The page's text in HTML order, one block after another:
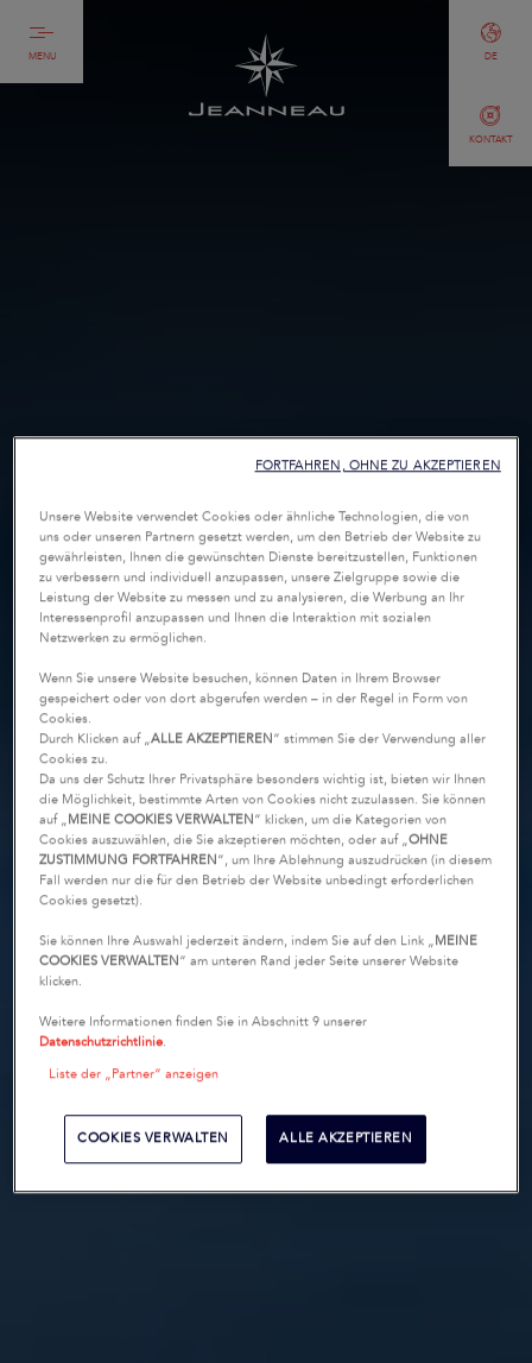
MENU
KONTAKT
DE
Unsere Website verwendet Cookies oder ähnliche Technologien, die von
uns oder unseren Partnern gesetzt werden, um den Betrieb der Website zu
gewährleisten, Ihnen die gewünschten Dienste bereitzustellen, Funktionen
zu verbessern und individuell anzupassen, unsere Zielgruppe sowie die
Leistung der Website zu messen und zu analysieren, die Werbung an Ihr
Interessenprofil anzupassen und Ihnen die Interaktion mit sozialen
Netzwerken zu ermöglichen.
Wenn Sie unsere Website besuchen, können Daten in Ihrem Browser
gespeichert oder von dort abgerufen werden – in der Regel in Form von
Cookies.
Durch Klicken auf „ALLE AKZEPTIEREN“ stimmen Sie der Verwendung aller
Cookies zu.
Da uns der Schutz Ihrer Privatsphäre besonders wichtig ist, bieten wir Ihnen
die Möglichkeit, bestimmte Arten von Cookies nicht zuzulassen. Sie können
auf „MEINE COOKIES VERWALTEN“ klicken, um die Kategorien von
Cookies auszuwählen, die Sie akzeptieren möchten, oder auf „OHNE
ZUSTIMMUNG FORTFAHREN“, um Ihre Ablehnung auszudrücken (in diesem
Fall werden nur die für den Betrieb der Website unbedingt erforderlichen
Cookies gesetzt).
Sie können Ihre Auswahl jederzeit ändern, indem Sie auf den Link „MEINE
COOKIES VERWALTEN“ am unteren Rand jeder Seite unserer Website
klicken.
Weitere Informationen finden Sie in Abschnitt 9 unserer
Datenschutzrichtlinie.
Liste der „Partner“ anzeigen
COOKIES VERWALTEN ALLE AKZEPTIEREN
FORTFAHREN, OHNE ZU AKZEPTIEREN